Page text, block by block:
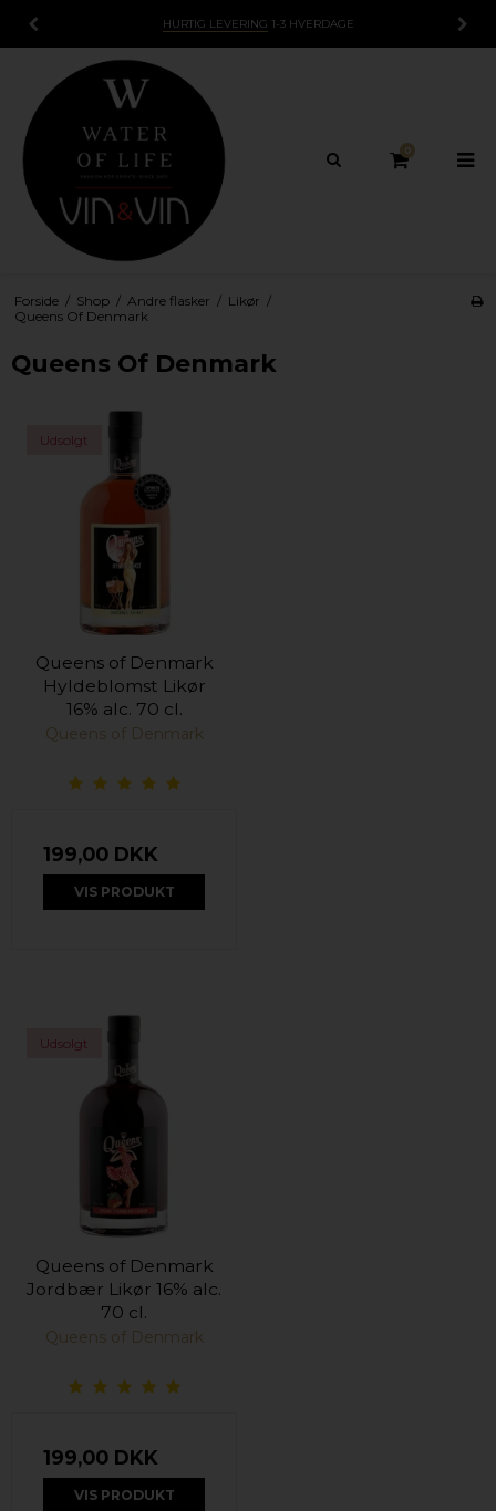
HURTIG LEVERING 1-3 HVERDAGE
0
Forside / Shop / Andre flasker / Likør /
Queens Of Denmark
Queens Of Denmark
Udsolgt
Queens of Denmark
Hyldeblomst Likør
16% alc. 70 cl.
Queens of Denmark
199,00 DKK
VIS PRODUKT
Udsolgt
Queens of Denmark
Jordbær Likør 16% alc.
70 cl.
Queens of Denmark
199,00 DKK
VIS PRODUKT